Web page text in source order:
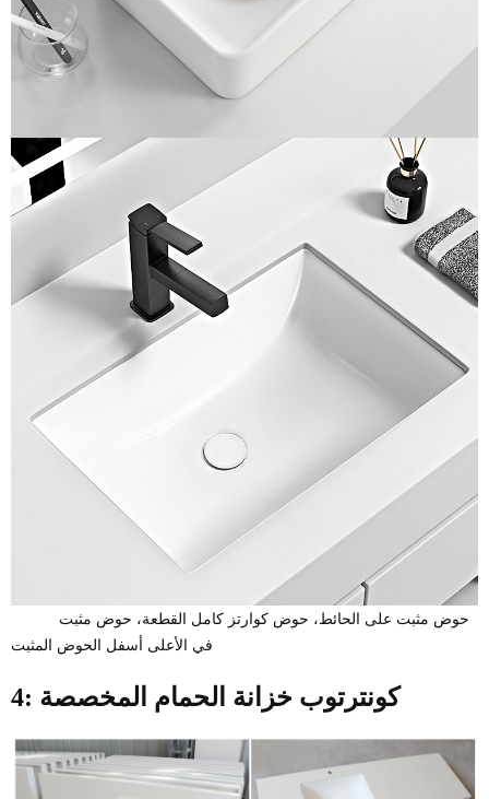
في الأعلى أسفل الحوض المثبت
4: كونترتوب خزانة الحمام المخصصة